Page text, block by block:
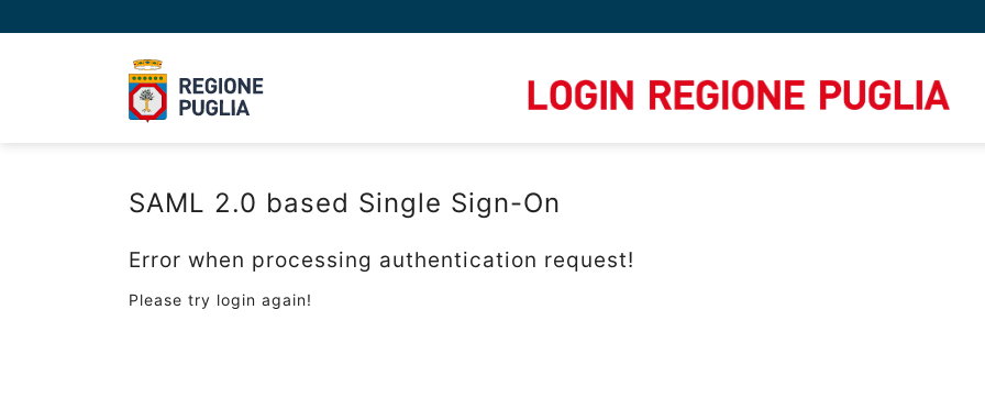
SAML 2.0 based Single Sign-On
Error when processing authentication request!
Please try login again!